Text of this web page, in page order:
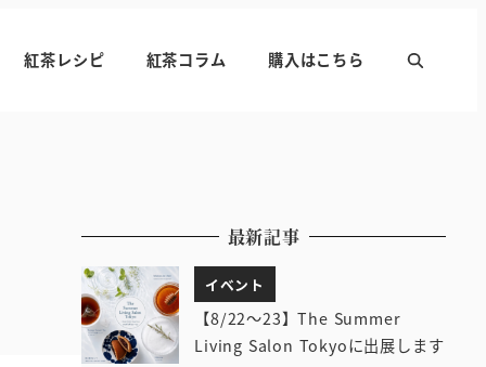
紅茶レシピ 紅茶コラム 購入はこちら
最新記事
イベント
【8/22～23】The Summer
Living Salon Tokyoに出展します